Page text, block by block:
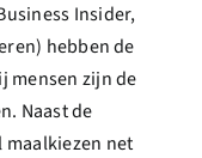
Insider,
hebben de
mensen zijn de
Naast de
net